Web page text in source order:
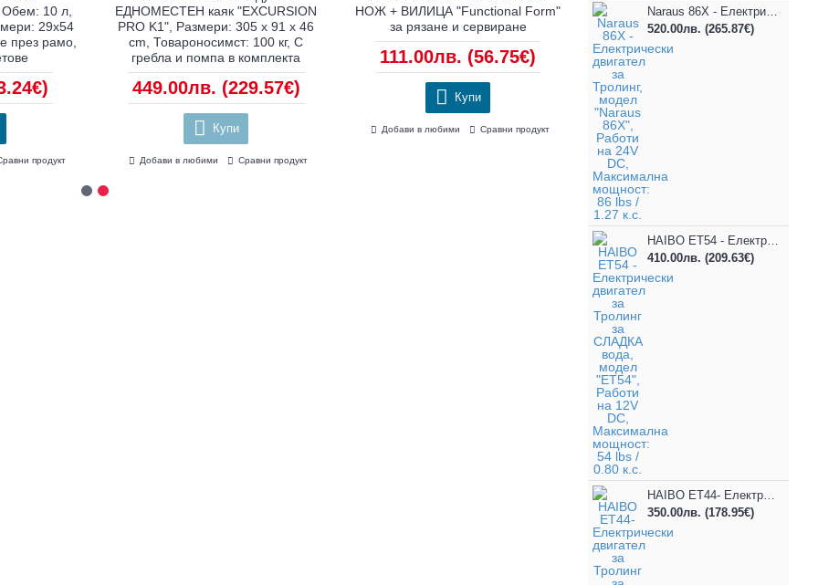
Naraus 86X - Електрически двигател за Тролинг, модел "Naraus 86X", Работи на 24V DC, Максимална мощност: 86 lbs / 1.27 к.с.
520.00лв. (265.87€)
HAIBO ET54 - Електрически двигател за Тролинг за СЛАДКА вода, модел "ET54", Работи на 12V DC, Максимална мощност: 54 lbs / 0.80 к.с.
410.00лв. (209.63€)
HAIBO ET44- Електрически двигател за Тролинг за СЛАДКА вода, модел "ET44", Работи на 12V DC, Максимална мощност: 44 lbs / 0.65 к.с.
350.00лв. (178.95€)
влакно FireLine Tracer Braid,
270 m, Дебелина: 0.35
Два цвята: сигнално зелено и
126.00лв. (64.42€)
Добави в любими Сравни продукт
влакно FireLine Smoke, Дължина:
110 m, Дебелина: 0.10 mm,
Опушено-графитен цвят
34.00лв. (17.38€)
Добави в любими
помпа за надуваем матрак,
Работи на 12V
24.90лв. (12.73€)
Добави в любими Сравни продукт
Ориентировъчни